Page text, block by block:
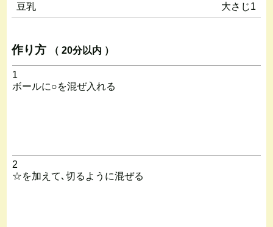
豆乳
大さじ1
作り方 （ 20分以内 ）
1
ボールに○を混ぜ入れる
2
☆を加えて､切るように混ぜる